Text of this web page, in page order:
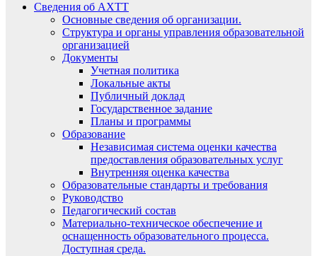
Сведения об АХТТ
Основные сведения об организации.
Структура и органы управления образовательной
организацией
Документы
Учетная политика
Локальные акты
Публичный доклад
Государственное задание
Планы и программы
Образование
Независимая система оценки качества
предоставления образовательных услуг
Внутренняя оценка качества
Образовательные стандарты и требования
Руководство
Педагогический состав
Материально-техническое обеспечение и
оснащенность образовательного процесса.
Доступная среда.